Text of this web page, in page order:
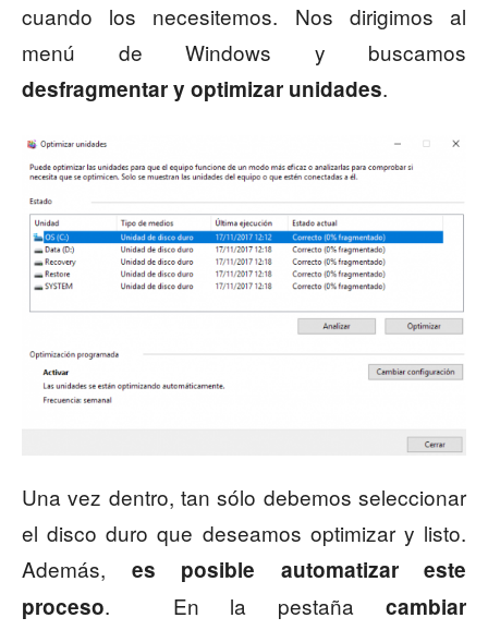
cuando los necesitemos. Nos dirigimos al
menú de Windows y buscamos
desfragmentar y optimizar unidades.
Una vez dentro, tan sólo debemos seleccionar
el disco duro que deseamos optimizar y listo.
Además, es posible automatizar este
proceso. En la pestaña cambiar